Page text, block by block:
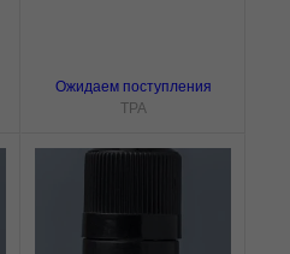
Ожидаем поступления
TPA